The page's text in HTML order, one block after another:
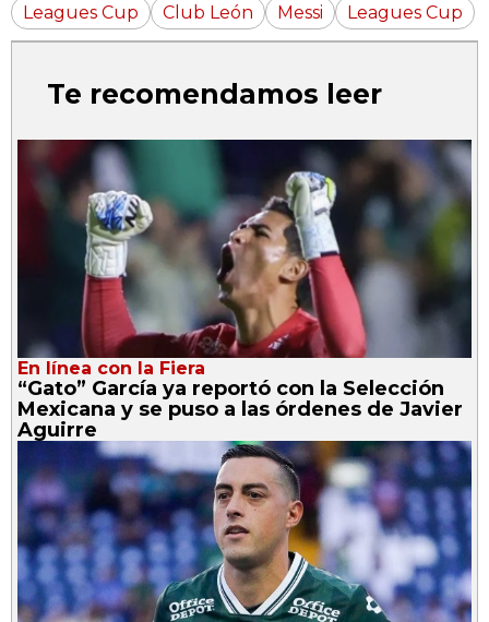
Leagues Cup Club León Messi Leagues Cup
Te recomendamos leer
En línea con la Fiera
“Gato” García ya reportó con la Selección
Mexicana y se puso a las órdenes de Javier
Aguirre